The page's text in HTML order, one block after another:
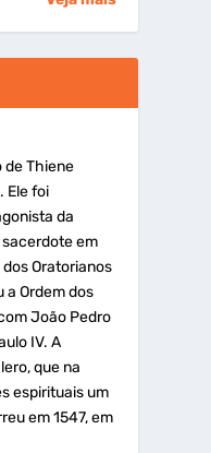
Thiene
Ele foi
da
em
Oratorianos
a Ordem dos
João Pedro
IV. A
que na
espirituais um
em 1547, em